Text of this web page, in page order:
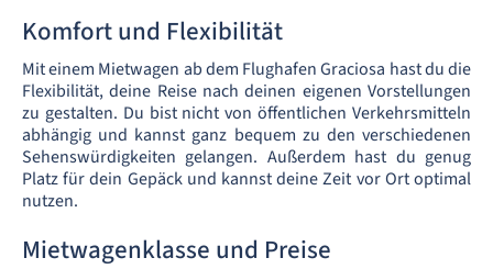
Komfort und Flexibilität
Mit einem Mietwagen ab dem Flughafen Graciosa hast du die
Flexibilität, deine Reise nach deinen eigenen Vorstellungen
zu gestalten. Du bist nicht von öffentlichen Verkehrsmitteln
abhängig und kannst ganz bequem zu den verschiedenen
Sehenswürdigkeiten gelangen. Außerdem hast du genug
Platz für dein Gepäck und kannst deine Zeit vor Ort optimal
nutzen.
Mietwagenklasse und Preise